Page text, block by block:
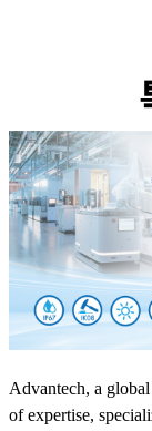
Advantech, a
of expertise,